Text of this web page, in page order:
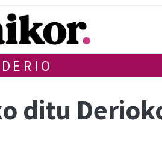
DERIO
ditu